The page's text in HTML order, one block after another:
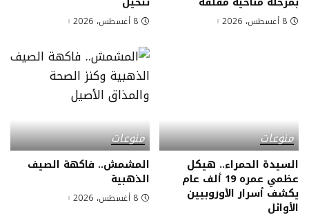
8 أغسطس، 2026 8 أغسطس، 2026
منوعات
السيدة الحمراء.. هيكل
عظمي عمره 19 ألف عام
يكشف أسرار الأوروبيين
الأوائل
منوعات
المشمش.. فاكهة الصيف
الذهبية
8 أغسطس، 2026